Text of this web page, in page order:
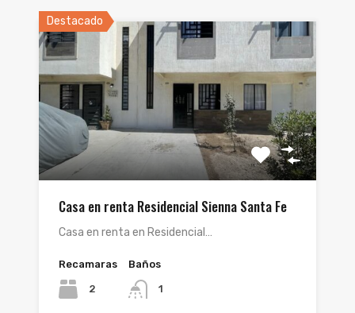
Destacado
Casa en renta Residencial Sienna Santa Fe
Casa en renta en Residencial…
Recamaras
2
Baños
1